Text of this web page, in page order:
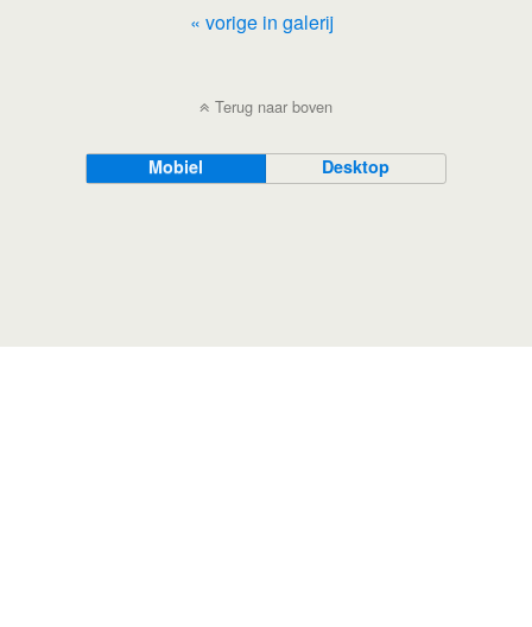
« vorige in galerij
Terug naar boven
Mobiel Desktop